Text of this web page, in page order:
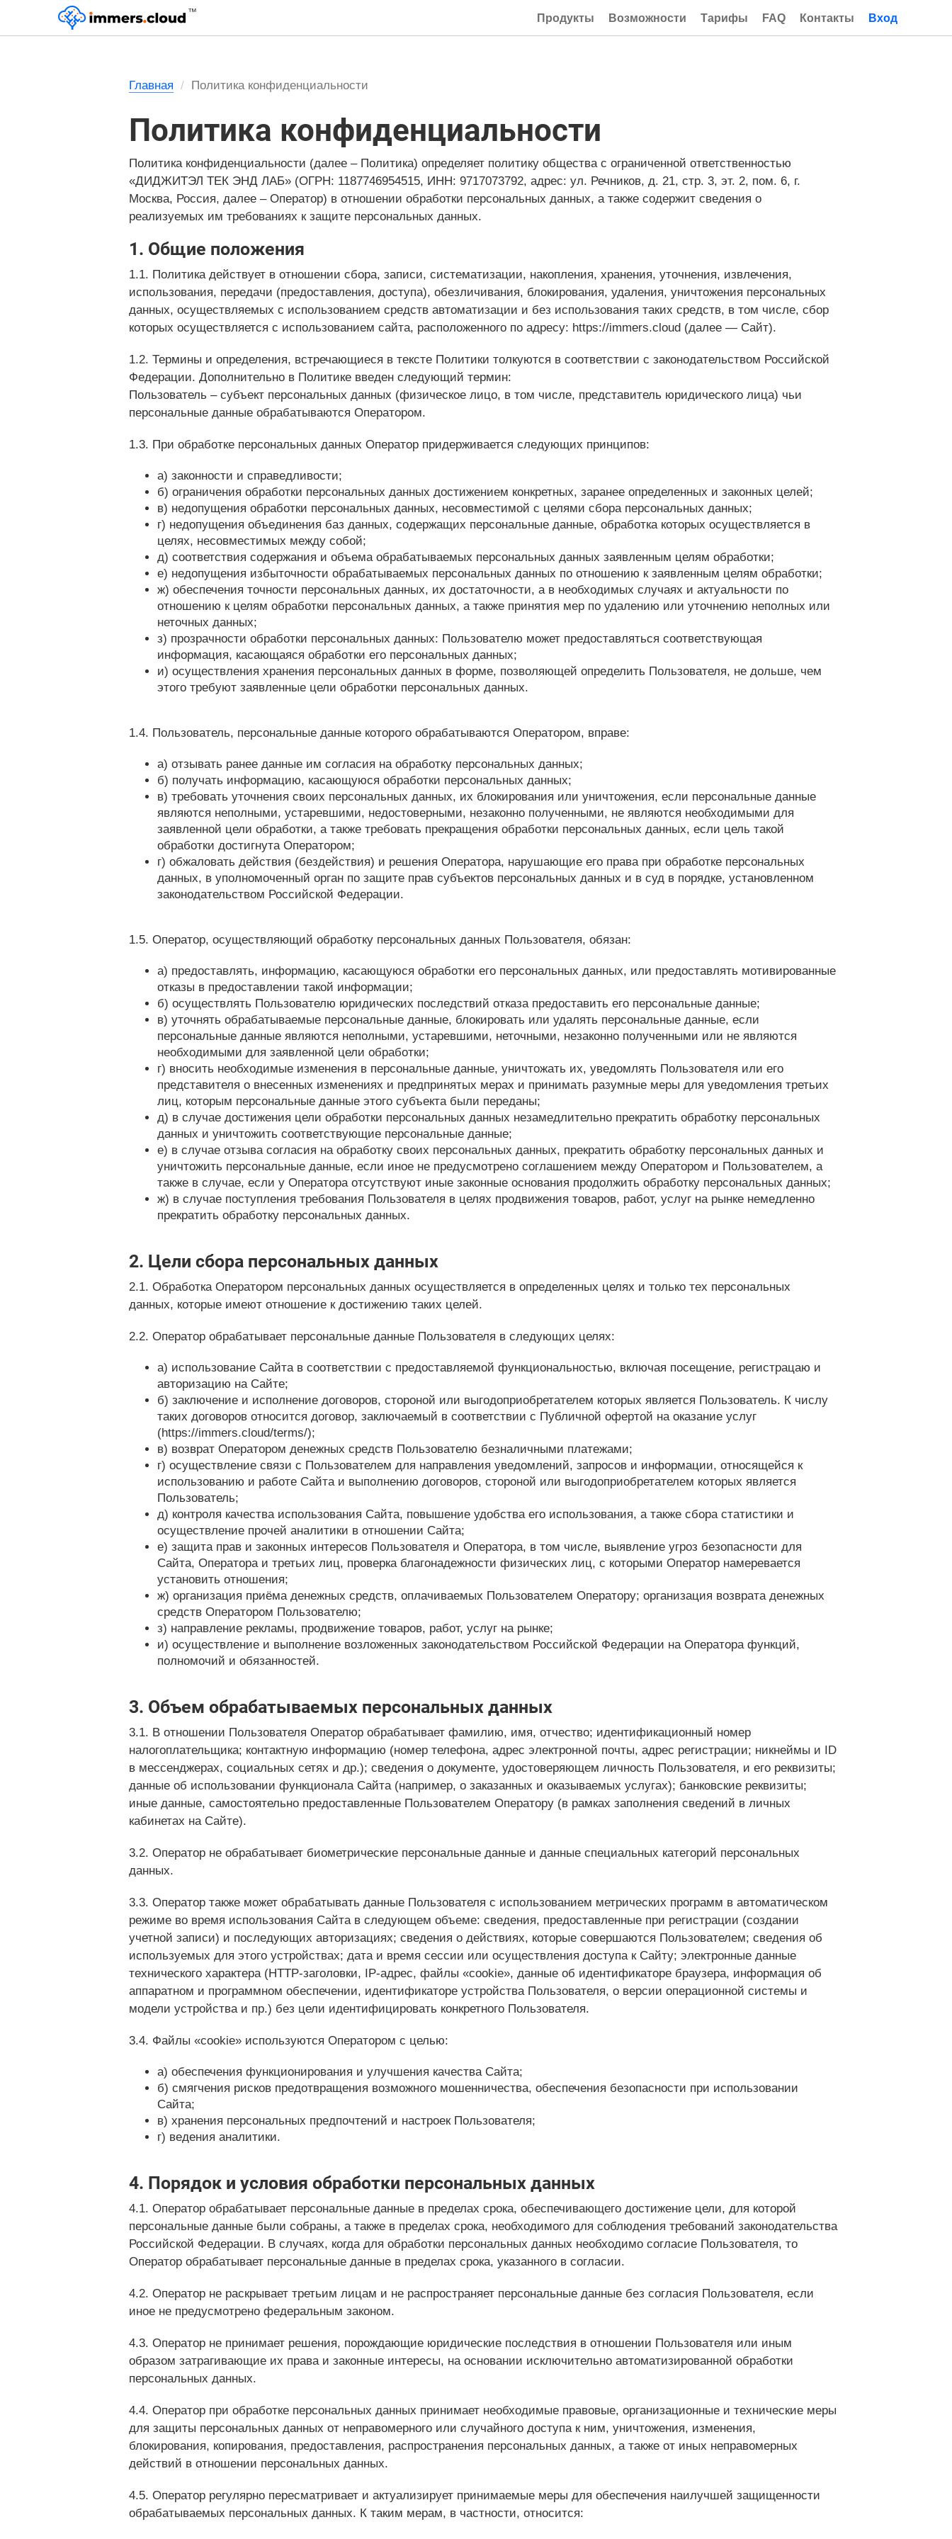
™ Продукты Возможности Тарифы FAQ Контакты Вход
Главная Политика конфиденциальности
Политика конфиденциальности
Политика конфиденциальности (далее – Политика) определяет политику общества с ограниченной ответственностью
«ДИДЖИТЭЛ ТЕК ЭНД ЛАБ» (ОГРН: 1187746954515, ИНН: 9717073792, адрес: ул. Речников, д. 21, стр. 3, эт. 2, пом. 6, г.
Москва, Россия, далее – Оператор) в отношении обработки персональных данных, а также содержит сведения о
реализуемых им требованиях к защите персональных данных.
1. Общие положения
1.1. Политика действует в отношении сбора, записи, систематизации, накопления, хранения, уточнения, извлечения,
использования, передачи (предоставления, доступа), обезличивания, блокирования, удаления, уничтожения персональных
данных, осуществляемых с использованием средств автоматизации и без использования таких средств, в том числе, сбор
которых осуществляется с использованием сайта, расположенного по адресу: https://immers.cloud (далее — Сайт).
1.2. Термины и определения, встречающиеся в тексте Политики толкуются в соответствии с законодательством Российской
Федерации. Дополнительно в Политике введен следующий термин:
Пользователь – субъект персональных данных (физическое лицо, в том числе, представитель юридического лица) чьи
персональные данные обрабатываются Оператором.
1.3. При обработке персональных данных Оператор придерживается следующих принципов:
а) законности и справедливости;
б) ограничения обработки персональных данных достижением конкретных, заранее определенных и законных целей;
в) недопущения обработки персональных данных, несовместимой с целями сбора персональных данных;
г) недопущения объединения баз данных, содержащих персональные данные, обработка которых осуществляется в
целях, несовместимых между собой;
д) соответствия содержания и объема обрабатываемых персональных данных заявленным целям обработки;
е) недопущения избыточности обрабатываемых персональных данных по отношению к заявленным целям обработки;
ж) обеспечения точности персональных данных, их достаточности, а в необходимых случаях и актуальности по
отношению к целям обработки персональных данных, а также принятия мер по удалению или уточнению неполных или
неточных данных;
з) прозрачности обработки персональных данных: Пользователю может предоставляться соответствующая
информация, касающаяся обработки его персональных данных;
и) осуществления хранения персональных данных в форме, позволяющей определить Пользователя, не дольше, чем
этого требуют заявленные цели обработки персональных данных.
1.4. Пользователь, персональные данные которого обрабатываются Оператором, вправе:
а) отзывать ранее данные им согласия на обработку персональных данных;
б) получать информацию, касающуюся обработки персональных данных;
в) требовать уточнения своих персональных данных, их блокирования или уничтожения, если персональные данные
являются неполными, устаревшими, недостоверными, незаконно полученными, не являются необходимыми для
заявленной цели обработки, а также требовать прекращения обработки персональных данных, если цель такой
обработки достигнута Оператором;
г) обжаловать действия (бездействия) и решения Оператора, нарушающие его права при обработке персональных
данных, в уполномоченный орган по защите прав субъектов персональных данных и в суд в порядке, установленном
законодательством Российской Федерации.
1.5. Оператор, осуществляющий обработку персональных данных Пользователя, обязан:
а) предоставлять, информацию, касающуюся обработки его персональных данных, или предоставлять мотивированные
отказы в предоставлении такой информации;
б) осуществлять Пользователю юридических последствий отказа предоставить его персональные данные;
в) уточнять обрабатываемые персональные данные, блокировать или удалять персональные данные, если
персональные данные являются неполными, устаревшими, неточными, незаконно полученными или не являются
необходимыми для заявленной цели обработки;
г) вносить необходимые изменения в персональные данные, уничтожать их, уведомлять Пользователя или его
представителя о внесенных изменениях и предпринятых мерах и принимать разумные меры для уведомления третьих
лиц, которым персональные данные этого субъекта были переданы;
д) в случае достижения цели обработки персональных данных незамедлительно прекратить обработку персональных
данных и уничтожить соответствующие персональные данные;
е) в случае отзыва согласия на обработку своих персональных данных, прекратить обработку персональных данных и
уничтожить персональные данные, если иное не предусмотрено соглашением между Оператором и Пользователем, а
также в случае, если у Оператора отсутствуют иные законные основания продолжить обработку персональных данных;
ж) в случае поступления требования Пользователя в целях продвижения товаров, работ, услуг на рынке немедленно
прекратить обработку персональных данных.
2. Цели сбора персональных данных
2.1. Обработка Оператором персональных данных осуществляется в определенных целях и только тех персональных
данных, которые имеют отношение к достижению таких целей.
2.2. Оператор обрабатывает персональные данные Пользователя в следующих целях:
а) использование Сайта в соответствии с предоставляемой функциональностью, включая посещение, регистрацаю и
авторизацию на Сайте;
б) заключение и исполнение договоров, стороной или выгодоприобретателем которых является Пользователь. К числу
таких договоров относится договор, заключаемый в соответствии с Публичной офертой на оказание услуг
(https://immers.cloud/terms/);
в) возврат Оператором денежных средств Пользователю безналичными платежами;
г) осуществление связи c Пользователем для направления уведомлений, запросов и информации, относящейся к
использованию и работе Сайта и выполнению договоров, стороной или выгодоприобретателем которых является
Пользователь;
д) контроля качества использования Сайта, повышение удобства его использования, а также сбора статистики и
осуществление прочей аналитики в отношении Сайта;
е) защита прав и законных интересов Пользователя и Оператора, в том числе, выявление угроз безопасности для
Сайта, Оператора и третьих лиц, проверка благонадежности физических лиц, с которыми Оператор намеревается
установить отношения;
ж) организация приёма денежных средств, оплачиваемых Пользователем Оператору; организация возврата денежных
средств Оператором Пользователю;
з) направление рекламы, продвижение товаров, работ, услуг на рынке;
и) осуществление и выполнение возложенных законодательством Российской Федерации на Оператора функций,
полномочий и обязанностей.
3. Объем обрабатываемых персональных данных
3.1. В отношении Пользователя Оператор обрабатывает фамилию, имя, отчество; идентификационный номер
налогоплательщика; контактную информацию (номер телефона, адрес электронной почты, адрес регистрации; никнеймы и ID
в мессенджерах, социальных сетях и др.); сведения о документе, удостоверяющем личность Пользователя, и его реквизиты;
данные об использовании функционала Сайта (например, о заказанных и оказываемых услугах); банковские реквизиты;
иные данные, самостоятельно предоставленные Пользователем Оператору (в рамках заполнения сведений в личных
кабинетах на Сайте).
3.2. Оператор не обрабатывает биометрические персональные данные и данные специальных категорий персональных
данных.
3.3. Оператор также может обрабатывать данные Пользователя с использованием метрических программ в автоматическом
режиме во время использования Сайта в следующем объеме: сведения, предоставленные при регистрации (создании
учетной записи) и последующих авторизациях; сведения о действиях, которые совершаются Пользователем; сведения об
используемых для этого устройствах; дата и время сессии или осуществления доступа к Сайту; электронные данные
технического характера (HTTP-заголовки, IP-адрес, файлы «cookie», данные об идентификаторе браузера, информация об
аппаратном и программном обеспечении, идентификаторе устройства Пользователя, о версии операционной системы и
модели устройства и пр.) без цели идентифицировать конкретного Пользователя.
3.4. Файлы «cookie» используются Оператором с целью:
а) обеспечения функционирования и улучшения качества Сайта;
б) смягчения рисков предотвращения возможного мошенничества, обеспечения безопасности при использовании
Сайта;
в) хранения персональных предпочтений и настроек Пользователя;
г) ведения аналитики.
4. Порядок и условия обработки персональных данных
4.1. Оператор обрабатывает персональные данные в пределах срока, обеспечивающего достижение цели, для которой
персональные данные были собраны, а также в пределах срока, необходимого для соблюдения требований законодательства
Российской Федерации. В случаях, когда для обработки персональных данных необходимо согласие Пользователя, то
Оператор обрабатывает персональные данные в пределах срока, указанного в согласии.
4.2. Оператор не раскрывает третьим лицам и не распространяет персональные данные без согласия Пользователя, если
иное не предусмотрено федеральным законом.
4.3. Оператор не принимает решения, порождающие юридические последствия в отношении Пользователя или иным
образом затрагивающие их права и законные интересы, на основании исключительно автоматизированной обработки
персональных данных.
4.4. Оператор при обработке персональных данных принимает необходимые правовые, организационные и технические меры
для защиты персональных данных от неправомерного или случайного доступа к ним, уничтожения, изменения,
блокирования, копирования, предоставления, распространения персональных данных, а также от иных неправомерных
действий в отношении персональных данных.
4.5. Оператор регулярно пересматривает и актуализирует принимаемые меры для обеспечения наилучшей защищенности
обрабатываемых персональных данных. К таким мерам, в частности, относится: